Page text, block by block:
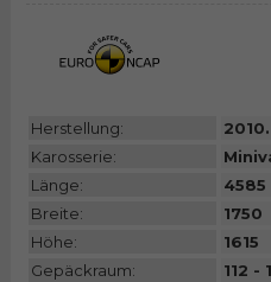
Herstellung:
Karosserie:
Länge:
4585
Breite:
1750
Höhe:
1615
Gepäckraum:
112 -